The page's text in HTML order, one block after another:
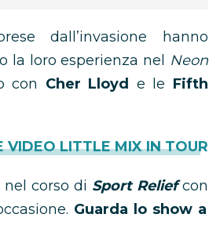
dall’invasione hanno
la loro esperienza nel Neon
con Cher Lloyd e le Fifth
VIDEO LITTLE MIX IN TOUR
nel corso di Sport Reliefcon
Guarda lo show a